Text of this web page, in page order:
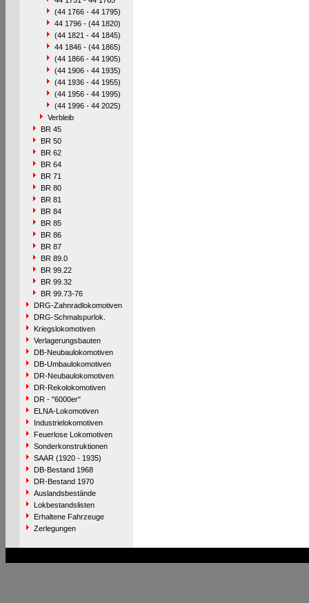
(44 1766 - 44 1795)
44 1796 - (44 1820)
(44 1821 - 44 1845)
44 1846 - (44 1865)
(44 1866 - 44 1905)
(44 1906 - 44 1935)
(44 1936 - 44 1955)
(44 1956 - 44 1995)
(44 1996 - 44 2025)
Verbleib
BR 45
BR 50
BR 62
BR 64
BR 71
BR 80
BR 81
BR 84
BR 85
BR 86
BR 87
BR 89.0
BR 99.22
BR 99.32
BR 99.73-76
DRG-Zahnradlokomotiven
DRG-Schmalspurlok.
Kriegslokomotiven
Verlagerungsbauten
DB-Neubaulokomotiven
DB-Umbaulokomotiven
DR-Neubaulokomotiven
DR-Rekolokomotiven
DR - "6000er"
ELNA-Lokomotiven
Industrielokomotiven
Feuerlose Lokomotiven
Sonderkonstruktionen
SAAR (1920 - 1935)
DB-Bestand 1968
DR-Bestand 1970
Auslandsbestände
Lokbestandslisten
Erhaltene Fahrzeuge
Zerlegungen